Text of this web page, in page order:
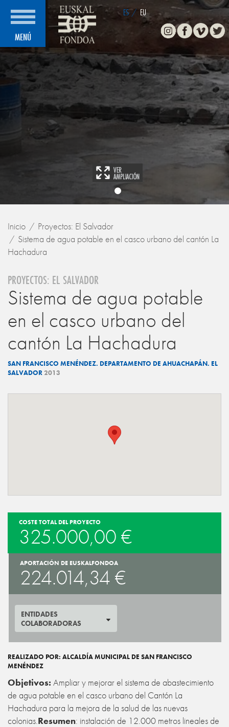
MENÚ
ES / EU
InstagramFacebook
Vimeo
Inicio
Proyectos: El Salvador
Sistema de agua potable en el casco urbano del cantón La
Hachadura
PROYECTOS: EL SALVADOR
Sistema de agua potable
en el casco urbano del
cantón La Hachadura
SAN FRANCISCO MENÉNDEZ. DEPARTAMENTO DE AHUACHAPÁN. EL
SALVADOR2013
COSTE TOTAL DEL PROYECTO
325.000,00 €
APORTACIÓN DE EUSKALFONDOA
224.014,34 €
ENTIDADES
COLABORADORAS
REALIZADO POR: ALCALDÍA MUNICIPAL DE SAN FRANCISCO
MENÉNDEZ
Objetivos: Ampliar y mejorar el sistema de abastecimiento
de agua potable en el casco urbano del Cantón La
Hachadura para la mejora de la salud de las nuevas
colonias.Resumen: instalación de 12.000 metros lineales de